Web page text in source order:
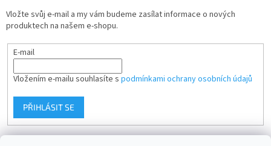
Vložte svůj e-mail a my vám budeme zasílat informace o nových
produktech na našem e-shopu.
E-mail
Vložením e-mailu souhlasíte s podmínkami ochrany osobních údajů
PŘIHLÁSIT SE